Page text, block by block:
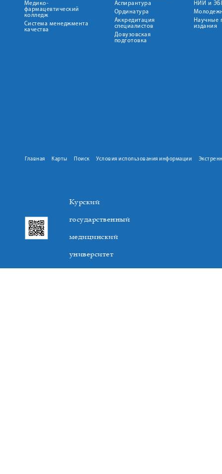
Медико-
фармацевтический
колледж
Система менеджмента
качества
Аспирантура
Ординатура
Аккредитация
специалистов
Довузовская
подготовка
НИИ и
Научные
издания
Главная Карты Поиск Условия использования информации
Курский
государственный
медицинский
университет